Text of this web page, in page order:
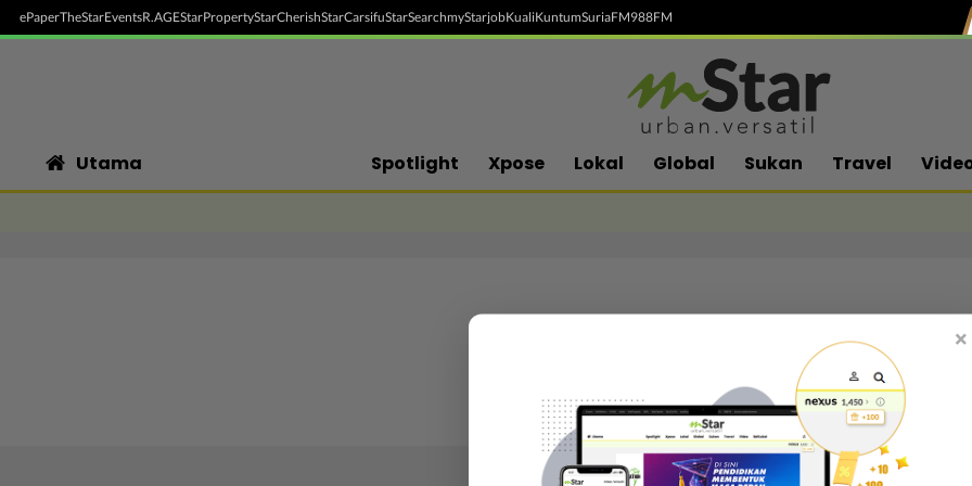
ePaperTheStarEventsR.AGEStarPropertyStarCherishStarCarsifuStarSearchmyStarjobKualiKuntumSuriaFM988FM
Utama Spotlight Xpose Lokal Global Sukan Travel
Follow media sosial kami
×